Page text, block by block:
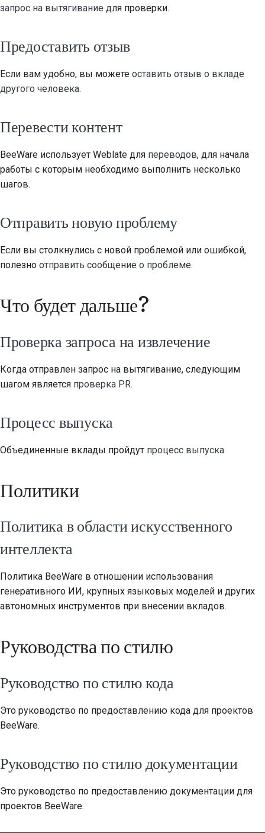
запрос на вытягивание для проверки.
Предоставить отзыв
Если вам удобно, вы можете оставить отзыв о вкладе
другого человека.
Перевести контент
BeeWare использует Weblate для переводов, для начала
работы с которым необходимо выполнить несколько
шагов.
Отправить новую проблему
Если вы столкнулись с новой проблемой или ошибкой,
полезно отправить сообщение о проблеме.
Что будет дальше?
Проверка запроса на извлечение
Когда отправлен запрос на вытягивание, следующим
шагом является проверка PR.
Процесс выпуска
Объединенные вклады пройдут процесс выпуска.
Политики
Политика в области искусственного
интеллекта
Политика BeeWare в отношении использования
генеративного ИИ, крупных языковых моделей и других
автономных инструментов при внесении вкладов.
Руководства по стилю
Руководство по стилю кода
Это руководство по предоставлению кода для проектов
BeeWare.
Руководство по стилю документации
Это руководство по предоставлению документации для
проектов BeeWare.